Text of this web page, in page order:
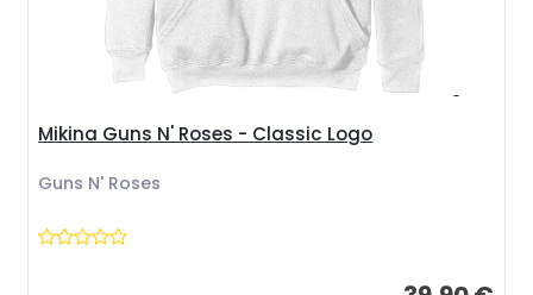
Mikina Guns N' Roses - Classic Logo
Guns N' Roses